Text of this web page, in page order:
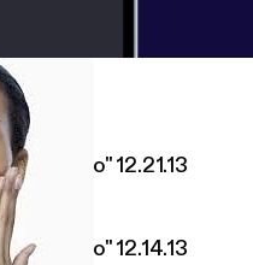
Radio" 12.21.13
Radio" 12.14.13